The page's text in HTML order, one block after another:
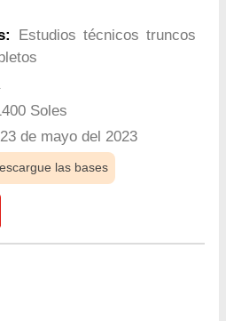
Estudios técnicos truncos
Soles
23 de mayo del 2023
las bases